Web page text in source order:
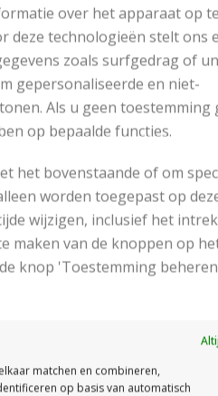
over het apparaat op
deze technologieën stelt ons
zoals surfgedrag of
gepersonaliseerde en niet-
Als u geen toestemming
op bepaalde functies.
het bovenstaande of om
worden toegepast op
wijzigen, inclusief het
maken van de knoppen op
knop 'Toestemming
matchen en combineren,
op basis van automatisch
POSTS